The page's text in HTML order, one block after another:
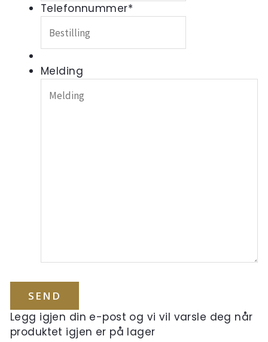
Telefonnummer*
Melding
Legg igjen din e-post og vi vil varsle deg når
produktet igjen er på lager